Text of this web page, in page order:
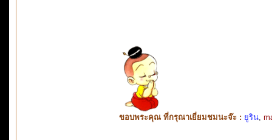
ขอบพระคุณ ที่กรุณาเยี่ยมชมนะจ๊ะ : ยูริน